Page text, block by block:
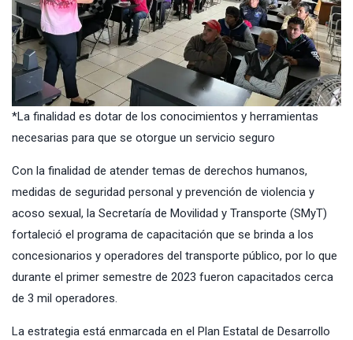
*La finalidad es dotar de los conocimientos y herramientas
necesarias para que se otorgue un servicio seguro
Con la finalidad de atender temas de derechos humanos,
medidas de seguridad personal y prevención de violencia y
acoso sexual, la Secretaría de Movilidad y Transporte (SMyT)
fortaleció el programa de capacitación que se brinda a los
concesionarios y operadores del transporte público, por lo que
durante el primer semestre de 2023 fueron capacitados cerca
de 3 mil operadores.
La estrategia está enmarcada en el Plan Estatal de Desarrollo